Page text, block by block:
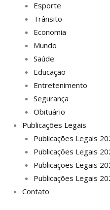
Esporte
Trânsito
Economia
Mundo
Saúde
Educação
Entretenimento
Segurança
Obituário
Publicações Legais
Publicações Legais
Publicações Legais
Publicações Legais
Publicações Legais
Contato